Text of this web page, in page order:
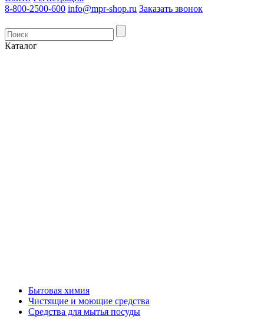
8-800-2500-600 info@mpr-shop.ru Заказать звонок
Каталог
Бытовая химия
Чистящие и моющие средства
Средства для мытья посуды